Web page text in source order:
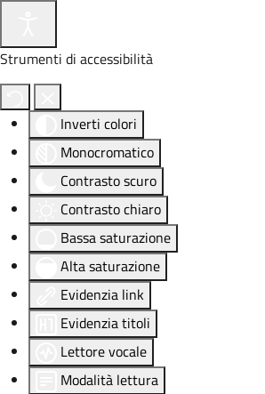
Strumenti di accessibilità
Inverti colori
Monocromatico
Contrasto scuro
Contrasto chiaro
Bassa saturazione
Alta saturazione
Evidenzia link
Evidenzia titoli
Lettore vocale
Modalità lettura